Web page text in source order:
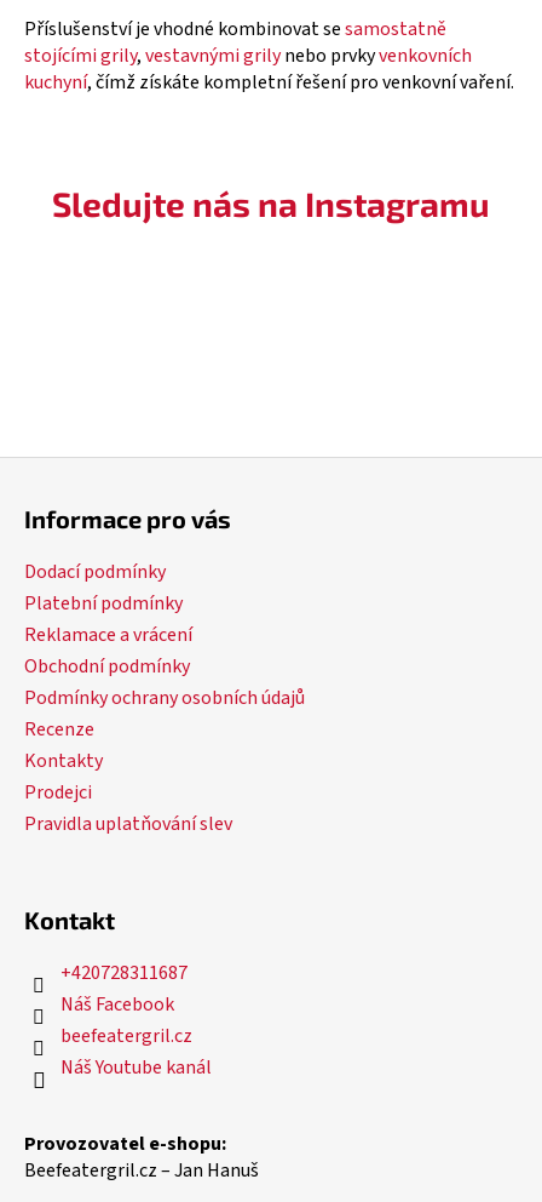
Příslušenství je vhodné kombinovat sesamostatně
stojícími grily,vestavnými grilynebo prvkyvenkovních
kuchyní, čímž získáte kompletní řešení pro venkovní vaření.
Sledujte nás na Instagramu
Informace pro vás
Dodací podmínky
Platební podmínky
Reklamace a vrácení
Obchodní podmínky
Podmínky ochrany osobních údajů
Recenze
Kontakty
Prodejci
Pravidla uplatňování slev
Kontakt
+420728311687
Náš Facebook
beefeatergril.cz
Náš Youtube kanál
Provozovatel e-shopu:
Beefeatergril.cz – Jan Hanuš